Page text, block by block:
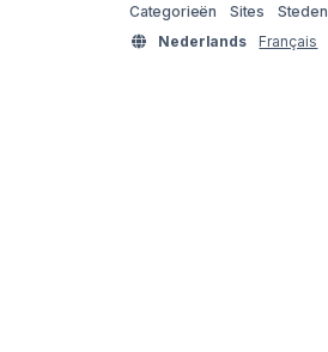
Categorieën
Sites Steden
Nederlands
Français